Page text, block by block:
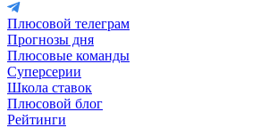
Плюсовой телеграм
Прогнозы дня
Плюсовые команды
Суперсерии
Школа ставок
Плюсовой блог
Рейтинги